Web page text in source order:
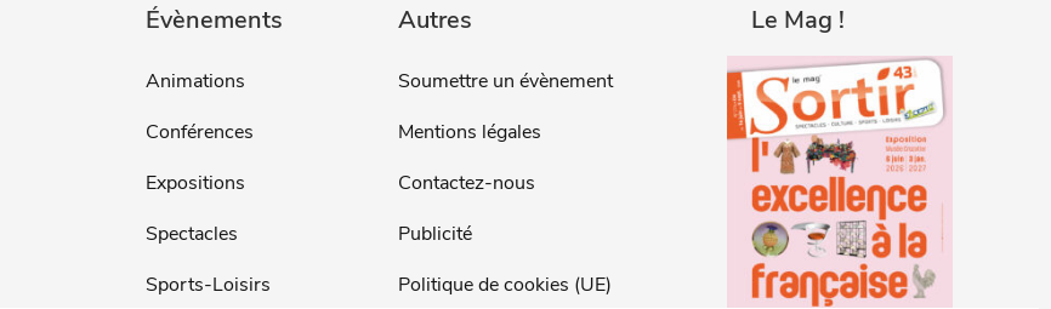
Évènements
Animations
Conférences
Expositions
Spectacles
Sports-Loisirs
Autres
Soumettre un évènement
Mentions légales
Contactez-nous
Publicité
Politique de cookies (UE)
Le Mag !